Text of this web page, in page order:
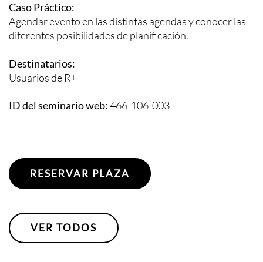
Caso Práctico:
Agendar evento en las distintas agendas y conocer las
diferentes posibilidades de planificación.
Destinatarios:
Usuarios de R+
ID del seminario web:466-106-003
RESERVAR PLAZA
VER TODOS